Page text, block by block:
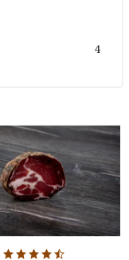
4